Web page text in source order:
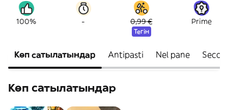
100% - 0,99 €
Тегін
Prime
Көп сатылатындар Antipasti Nel pane
Көп сатылатындар